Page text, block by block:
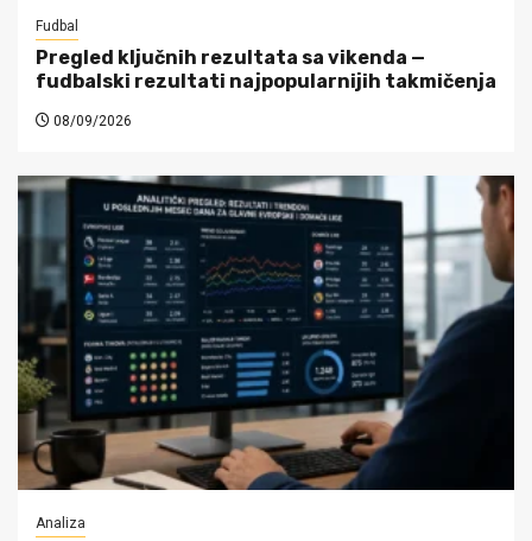
Fudbal
Pregled ključnih rezultata sa vikenda —
fudbalski rezultati najpopularnijih takmičenja
08/09/2026
Analiza